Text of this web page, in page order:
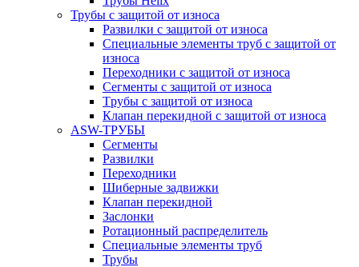
Трубы с защитой от износа
Развилки с защитой от износа
Специальные элементы труб с защитой от
износа
Переходники с защитой от износа
Сегменты с защитой от износа
Tрубы с защитой от износа
Клапан перекидной с защитой от износа
ASW-ТРУБЫ
Сегменты
Развилки
Переходники
Шиберные задвижки
Клапан перекидной
Заслонки
Ротационный распределитель
Специальные элементы труб
Трубы